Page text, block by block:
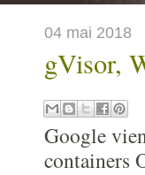
04 mai 2018
gVisor,
Google
containers